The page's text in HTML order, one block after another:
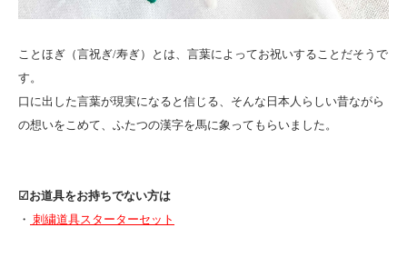
ことほぎ（言祝ぎ/寿ぎ）とは、言葉によってお祝いすることだそうで
す。
口に出した言葉が現実になると信じる、そんな日本人らしい昔ながら
の想いをこめて、ふたつの漢字を馬に象ってもらいました。
☑︎お道具をお持ちでない方は
・ 刺繍道具スターターセット